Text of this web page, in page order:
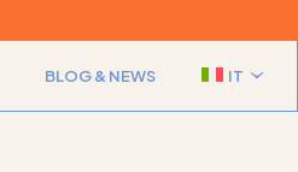
BLOG & NEWS IT
EN